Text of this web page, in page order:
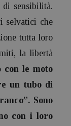
sensibilità.
selvatici che
tutta loro
la libertà
le moto
un tubo di
Sono
con i loro